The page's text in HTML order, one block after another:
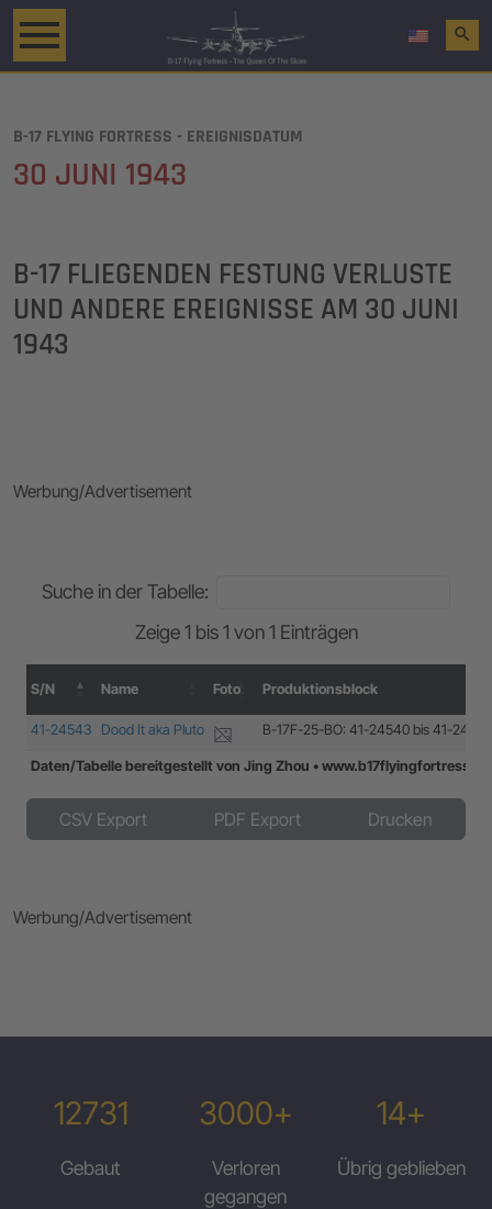
search
B-17 FLYING FORTRESS - EREIGNISDATUM
30 JUNI 1943
B-17 FLIEGENDEN FESTUNG VERLUSTE
UND ANDERE EREIGNISSE AM 30 JUNI
1943
Werbung/Advertisement
Suche in der Tabelle:
Zeige 1 bis 1 von 1 Einträgen
S/N Name Foto Produktionsblock
Daten/Tabelle bereitgestellt von Jing Zhou •
S/N Name Foto Produktionsblock
41-24543 Dood It aka Pluto B-17F-25-BO: 41-24540 bis 41-24584
Daten/Tabelle bereitgestellt von Jing Zhou •
CSV Export PDF Export Drucken
Werbung/Advertisement
12731
Gebaut
3000+
Verloren
gegangen
14+
Übrig geblieben